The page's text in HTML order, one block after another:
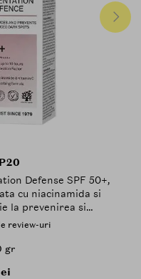
Defense SPF 50+,
cu niacinamida si
la prevenirea si
de pe fata si gat,
review-uri
gr